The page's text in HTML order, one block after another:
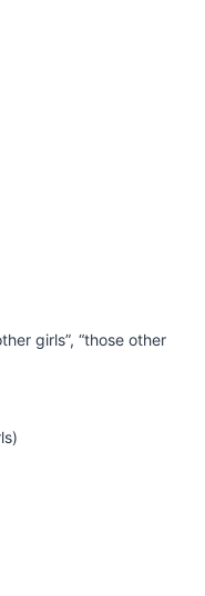
girls”, “those other